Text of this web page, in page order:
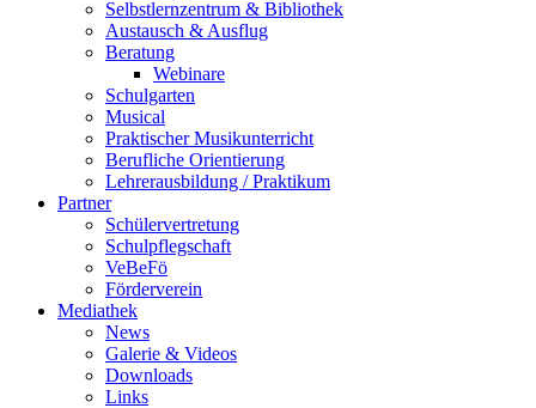
Selbstlernzentrum & Bibliothek
Austausch & Ausflug
Beratung
Webinare
Schulgarten
Musical
Praktischer Musikunterricht
Berufliche Orientierung
Lehrerausbildung / Praktikum
Partner
Schülervertretung
Schulpflegschaft
VeBeFö
Förderverein
Mediathek
News
Galerie & Videos
Downloads
Links